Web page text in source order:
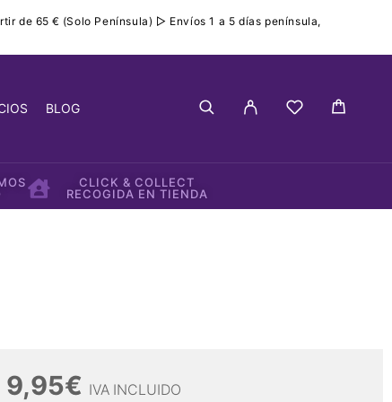
de 65 € (Solo Península) ▷ Envíos 1 a 5 días península,
BLOG
CLICK & COLLECT
RECOGIDA EN TIENDA
9,95€ IVA INCLUIDO